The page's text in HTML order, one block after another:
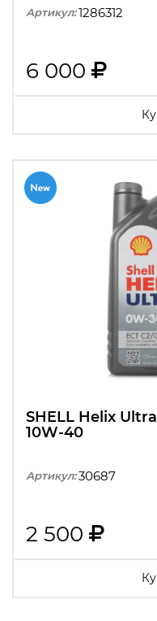
Артикул:1286312
6 000
SHELL Helix
10W-40
Артикул:30687
2 500